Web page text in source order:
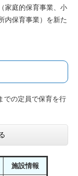
家庭的保育事業、小
内保育事業）を新た
での定員で保育を行
施設情報